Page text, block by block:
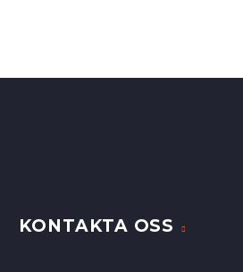
KONTAKTA OSS